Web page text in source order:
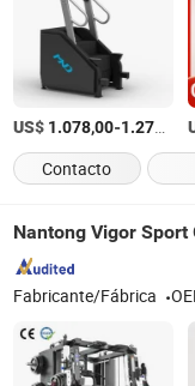
US$ 1.078,00-1.278,00
Contacto
Nantong Vigor Sport
Fabricante/Fábrica